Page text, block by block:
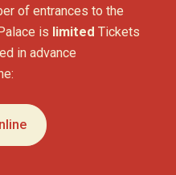
of entrances to the
is limited Tickets
in advance